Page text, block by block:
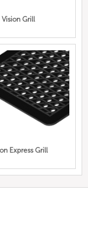
Vision Grill
Express Grill